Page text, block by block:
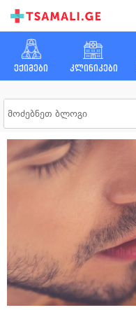
ექიმები კლინიკები